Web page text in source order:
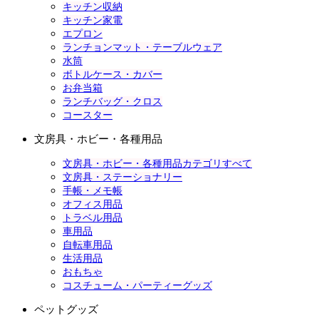
キッチン収納
キッチン家電
エプロン
ランチョンマット・テーブルウェア
水筒
ボトルケース・カバー
お弁当箱
ランチバッグ・クロス
コースター
文房具・ホビー・各種用品
文房具・ホビー・各種用品カテゴリすべて
文房具・ステーショナリー
手帳・メモ帳
オフィス用品
トラベル用品
車用品
自転車用品
生活用品
おもちゃ
コスチューム・パーティーグッズ
ペットグッズ